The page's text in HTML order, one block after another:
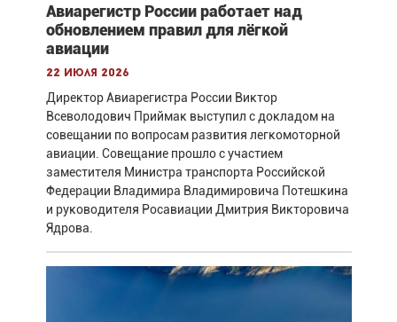
Авиарегистр России работает над
обновлением правил для лёгкой
авиации
22 июля 2026
Директор Авиарегистра России Виктор
Всеволодович Приймак выступил с докладом на
совещании по вопросам развития легкомоторной
авиации. Совещание прошло с участием
заместителя Министра транспорта Российской
Федерации Владимира Владимировича Потешкина
и руководителя Росавиации Дмитрия Викторовича
Ядрова.